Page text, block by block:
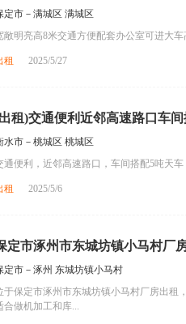
定市－满城区 满城区
敞明亮高8米交通方便配套办公室可进大
租 2025/5/27
租)交通便利近邻高速路口车间
水市－桃城区 桃城区
通便利，近邻高速路口，车间搭配5吨天
租 2025/5/6
定市涿州市东城坊镇小马村厂
定市－涿州 东城坊镇小马村
于保定市涿州市东城坊镇小马村厂房出租
合做机加工和库...